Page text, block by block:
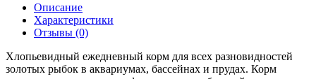
Описание
Характеристики
Отзывы (0)
Хлопьевидный ежедневный корм для всех разновидностей
золотых рыбок в аквариумах, бассейнах и прудах. Корм